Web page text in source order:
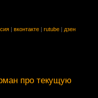
вконтакте rutube дзен
про текущую